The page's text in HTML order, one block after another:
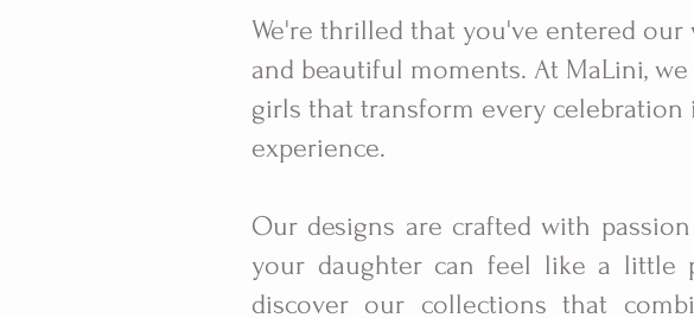
We're thrilled that you've entered our
and beautiful moments. At MaLini,
girls that transform every
experience.
Our designs are crafted with
your daughter can feel like a little
discover our collections that